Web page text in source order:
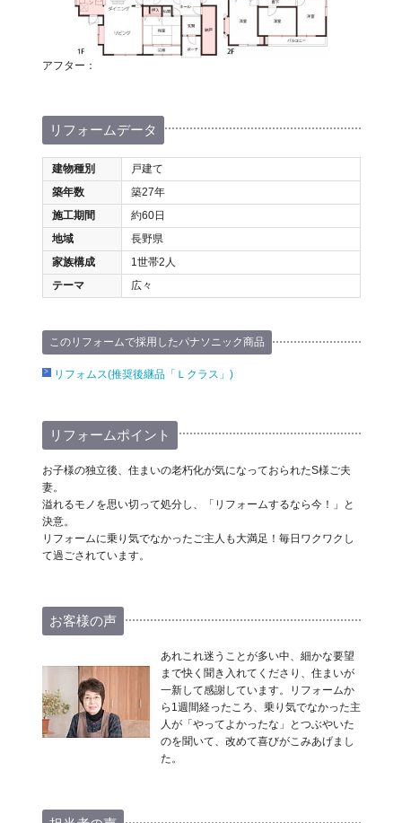
アフター：
リフォームデータ
建物種別
戸建て
築年数
築27年
施工期間
約60日
地域
長野県
家族構成
1世帯2人
テーマ
広々
このリフォームで採用したパナソニック商品
リフォムス(推奨後継品「Ｌクラス」)
リフォームポイント
お子様の独立後、住まいの老朽化が気になっておられたS様ご夫
妻。
溢れるモノを思い切って処分し、「リフォームするなら今！」と
決意。
リフォームに乗り気でなかったご主人も大満足！毎日ワクワクし
て過ごされています。
お客様の声
あれこれ迷うことが多い中、細かな要望
まで快く聞き入れてくださり、住まいが
一新して感謝しています。リフォームか
ら1週間経ったころ、乗り気でなかった主
人が「やってよかったな」とつぶやいた
のを聞いて、改めて喜びがこみあげまし
た。